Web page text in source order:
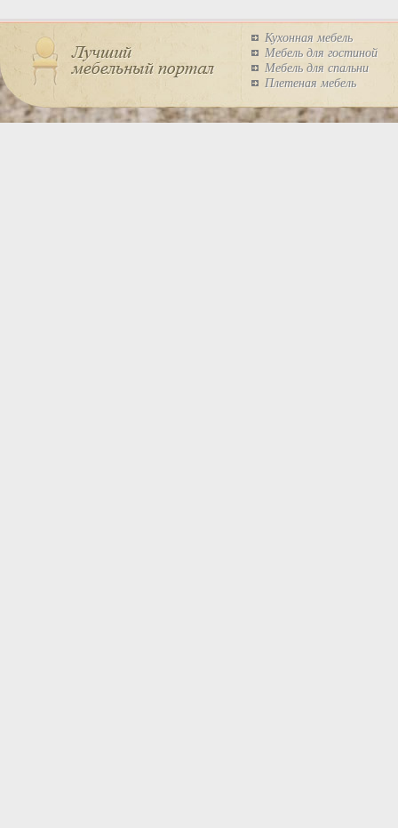
Кухонная мебель
Мебель для гостиной
Мебель для спальни
Плетеная мебель